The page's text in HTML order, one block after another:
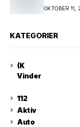
og
OKTOBER 11,
KATEGORIER
(K
Vinder
112
Aktiv
Auto